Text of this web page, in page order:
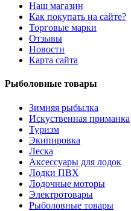
Наш магазин
Как покупать на сайте?
Торговые марки
Отзывы
Новости
Карта сайта
Рыболовные товары
Зимняя рыбылка
Искуственная приманка
Туризм
Экипировка
Леска
Аксессуары для лодок
Лодки ПВХ
Лодочные моторы
Электротовары
Рыболовные товары